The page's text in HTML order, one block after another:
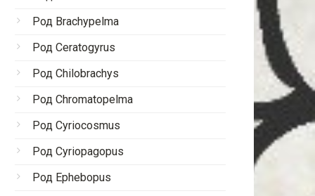
Род Brachypelma
Род Ceratogyrus
Род Chilobrachys
Род Chromatopelma
Род Cyriocosmus
Род Cyriopagopus
Род Ephebopus